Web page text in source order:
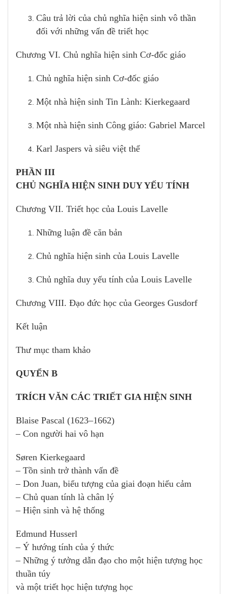
Câu trả lời của chủ nghĩa hiện sinh vô thần
đối với những vấn đề triết học
Chương VI. Chủ nghĩa hiện sinh Cơ-đốc giáo
Chủ nghĩa hiện sinh Cơ-đốc giáo
Một nhà hiện sinh Tin Lành: Kierkegaard
Một nhà hiện sinh Công giáo: Gabriel Marcel
Karl Jaspers và siêu việt thể
PHẦN III
CHỦ NGHĨA HIỆN SINH DUY YẾU TÍNH
Chương VII. Triết học của Louis Lavelle
Những luận đề căn bản
Chủ nghĩa hiện sinh của Louis Lavelle
Chủ nghĩa duy yếu tính của Louis Lavelle
Chương VIII. Đạo đức học của Georges Gusdorf
Kết luận
Thư mục tham khảo
QUYỂN B
TRÍCH VĂN CÁC TRIẾT GIA HIỆN SINH
Blaise Pascal (1623–1662)
– Con người hai vô hạn
Søren Kierkegaard
– Tồn sinh trở thành vấn đề
– Don Juan, biểu tượng của giai đoạn hiếu cảm
– Chủ quan tính là chân lý
– Hiện sinh và hệ thống
Edmund Husserl
– Ý hướng tính của ý thức
– Những ý tưởng dẫn đạo cho một hiện tượng học
thuần túy
và một triết học hiện tượng học